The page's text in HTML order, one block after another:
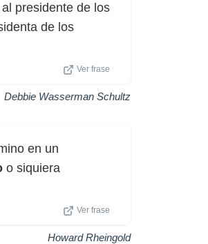
presidente de los
de los
Ver frase
Debbie Wasserman Schultz
en un
o siquiera
Ver frase
Howard Rheingold